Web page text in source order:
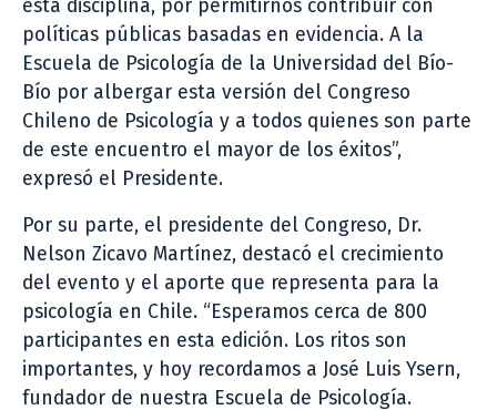
esta disciplina, por permitirnos contribuir con
políticas públicas basadas en evidencia. A la
Escuela de Psicología de la Universidad del Bío-
Bío por albergar esta versión del Congreso
Chileno de Psicología y a todos quienes son parte
de este encuentro el mayor de los éxitos”,
expresó el Presidente.
Por su parte, el presidente del Congreso, Dr.
Nelson Zicavo Martínez, destacó el crecimiento
del evento y el aporte que representa para la
psicología en Chile. “Esperamos cerca de 800
participantes en esta edición. Los ritos son
importantes, y hoy recordamos a José Luis Ysern,
fundador de nuestra Escuela de Psicología.